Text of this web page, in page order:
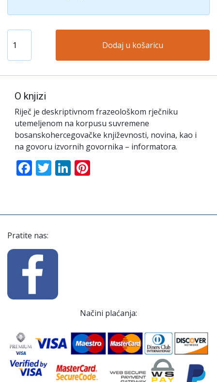
Dodaj u košaricu
O knjizi
Riječ je deskriptivnom frazeološkom rječniku
utemeljenom na korpusu suvremene
bosanskohercegovačke književnosti, novina, kao i
na govoru izvornih govornika – informatora.
Facebook
TwitterLinkedIn
Pratite nas:
Načini plaćanja: